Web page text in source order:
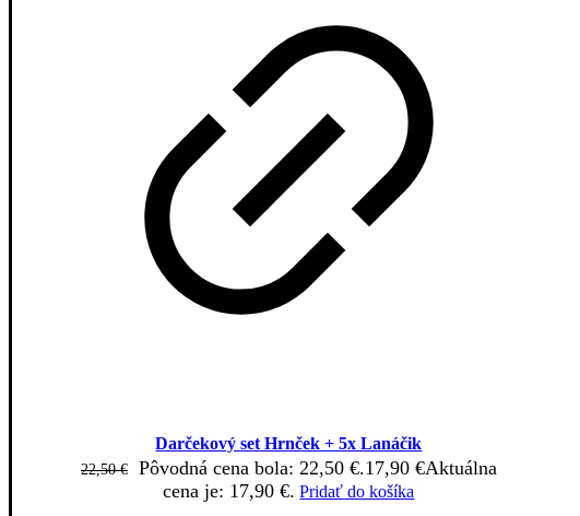
Darčekový set Hrnček + 5x Lanáčik
22,50€ Pôvodná cena bola: 22,50 €.17,90 €Aktuálna
cena je: 17,90 €. Pridať do košíka